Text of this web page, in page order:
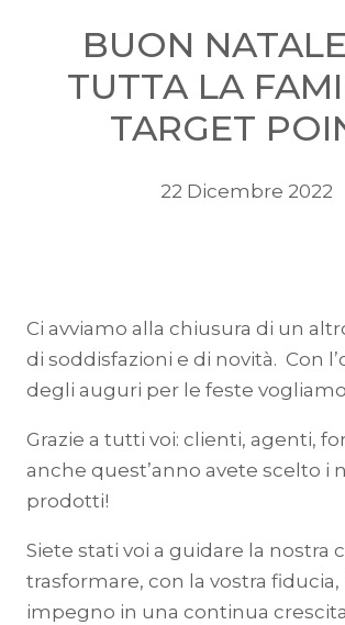
BUON
TUTTA LA
TARGET
22 Dicembre 2022
Ci avviamo alla chiusura di un
di soddisfazioni e di novità. Con
degli auguri per le feste
Grazie a tutti voi: clienti, agenti,
anche quest’anno avete scelto i
prodotti!
Siete stati voi a guidare la nostra
trasformare, con la vostra fiducia,
impegno in una continua